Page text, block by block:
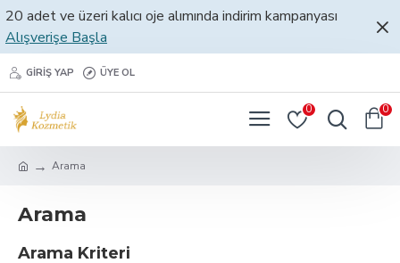
20 adet ve üzeri kalıcı oje alımında indirim kampanyası
Alışverişe Başla
GIRIŞ YAP ÜYE OL
0 0
Arama
Arama
Arama Kriteri